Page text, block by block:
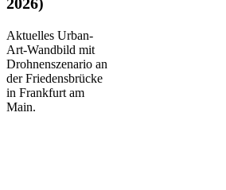
Aktuelles Urban-
Art-Wandbild mit
Drohnenszenario an
der Friedensbrücke
in Frankfurt am
Main.